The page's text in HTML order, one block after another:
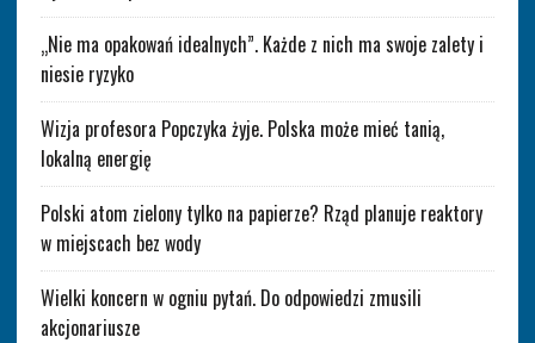
„Nie ma opakowań idealnych”. Każde z nich ma swoje zalety i
niesie ryzyko
Wizja profesora Popczyka żyje. Polska może mieć tanią,
lokalną energię
Polski atom zielony tylko na papierze? Rząd planuje reaktory
w miejscach bez wody
Wielki koncern w ogniu pytań. Do odpowiedzi zmusili
akcjonariusze